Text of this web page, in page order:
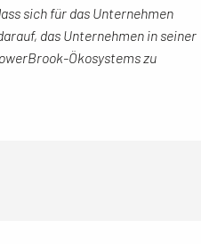
sich für das Unternehmen
das Unternehmen in seiner
Ökosystems zu